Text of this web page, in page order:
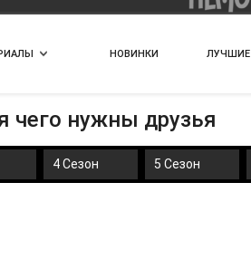
НОВИНКИ ЛУЧШИЕ
чего нужны друзья
4 Сезон 5 Сезон